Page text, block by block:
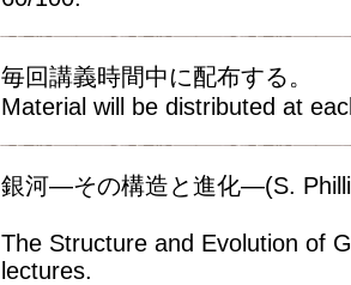
毎回講義時間中に配布する。
Material will be distributed at
銀河―その構造と進化―(S.
The Structure and Evolution of
lectures.